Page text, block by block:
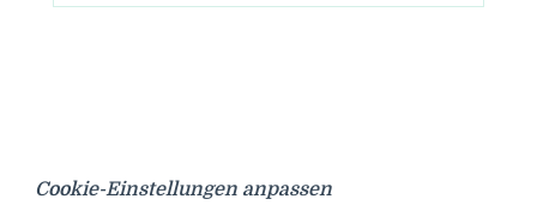
Cookie-Einstellungen anpassen